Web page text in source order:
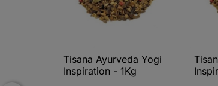
 Vista rápida
Tisana Ayurveda Yogi
Inspiration - 1Kg